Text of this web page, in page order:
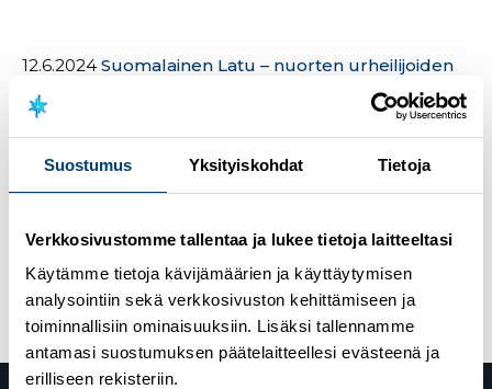
Suostumus Yksityiskohdat Tietoja
Verkkosivustomme tallentaa ja lukee tietoja laitteeltasi
Käytämme tietoja kävijämäärien ja käyttäytymisen
analysointiin sekä verkkosivuston kehittämiseen ja
toiminnallisiin ominaisuuksiin. Lisäksi tallennamme
antamasi suostumuksen päätelaitteellesi evästeenä ja
erilliseen rekisteriin.
12.6.2024 Suomalainen Latu – nuorten urheilijoiden
Suomen – mukana yli 300 osallistujaa
arjessa -kiertueen aikataulu ja paikkakunnat
keväälle 2024 on julkaistu
2.5.2020”Suomalainen Latu – Tieto ja Taito. Sisu” on
julkaistu – Maastohiihtovalmennuksen suuntaviivat
rakentuivat asiantuntijoiden yhteistyöllä